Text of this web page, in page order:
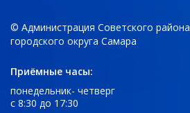
© Администрация Советского района
городского округа Самара
Приёмные часы:
понедельник- четверг
с 8:30 до 17:30